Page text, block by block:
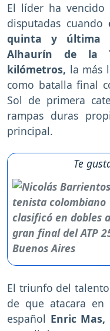
El líder ha
disputadas cuando
quinta y última
Alhaurín de la
kilómetros, la más
como batalla final
Sol de primera
rampas duras
principal.
Te
El triunfo del
de que atacara
español Enric